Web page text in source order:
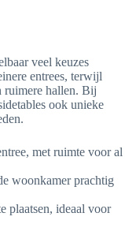
veel keuzes
entrees, terwijl
ruimere hallen. Bij
ook unieke
met ruimte voor al
woonkamer prachtig
plaatsen, ideaal voor